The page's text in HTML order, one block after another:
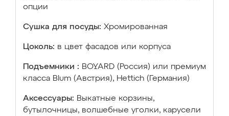
опции
Сушка для посуды: Хромированная
Цоколь: в цвет фасадов или корпуса
Подъемники : BOYARD (Россия) или премиум
класса Blum (Австрия), Hettich (Германия)
Аксессуары: Выкатные корзины,
бутылочницы, волшебные уголки, карусели